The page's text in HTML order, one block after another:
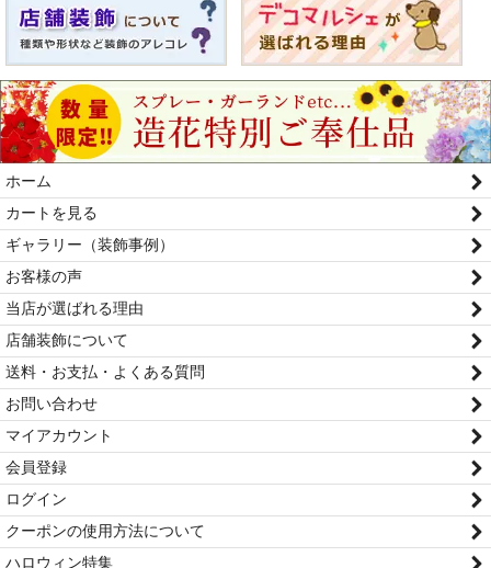
ホーム
カートを見る
ギャラリー（装飾事例）
お客様の声
当店が選ばれる理由
店舗装飾について
送料・お支払・よくある質問
お問い合わせ
マイアカウント
会員登録
ログイン
クーポンの使用方法について
ハロウィン特集